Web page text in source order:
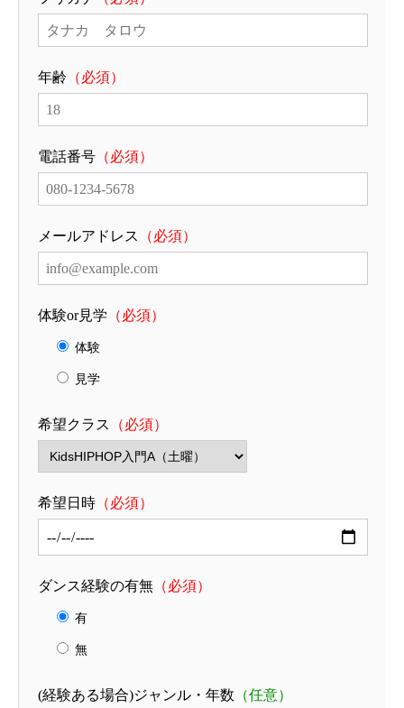
年齢 （必須）
電話番号 （必須）
メールアドレス （必須）
体験or見学 （必須）
体験
見学
希望クラス （必須）
希望日時 （必須）
ダンス経験の有無 （必須）
有
無
(経験ある場合)ジャンル・年数 （任意）